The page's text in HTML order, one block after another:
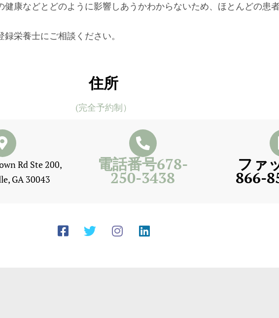
康などとどのように影響しあうかわからないため、ほとんどの患
栄養士にご相談ください。
住所
(完全予約制）
Rd Ste 200,
GA 30043
電話番号678-
250-3438
ファ
866-